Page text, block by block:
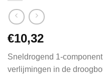
€10,32
Sneldrogend 1-
verlijmingen in de